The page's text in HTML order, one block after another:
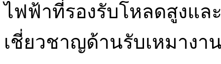
ไฟฟ้าที่รองรับโหลดสูงแล
เชี่ยวชาญด้านรับเหมาง